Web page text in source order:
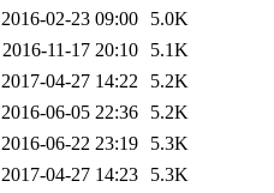
2016-02-23 09:00
5.0K
2016-11-17 20:10
5.1K
2017-04-27 14:22
5.2K
2016-06-05 22:36
5.2K
2016-06-22 23:19
5.3K
2017-04-27 14:23
5.3K